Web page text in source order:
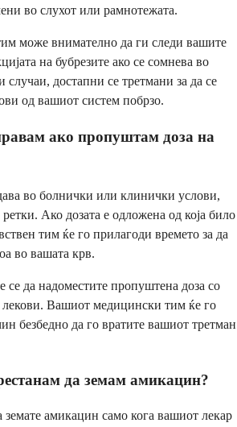
во слухот или рамнотежата.
може внимателно да ги следи вашите
на бубрезите ако се сомнева во
достапни се третмани за да се
од вашиот систем побрзо.
ако пропуштам доза на
во болнички или клинички услови,
Ако дозата е одложена од која било
тим ќе го прилагоди времето за да
во вашата крв.
се да надоместите пропуштена доза со
Вашиот медицински тим ќе го
безбедно да го вратите вашиот третман
да земам амикацин?
земате амикацин само кога вашиот лекар